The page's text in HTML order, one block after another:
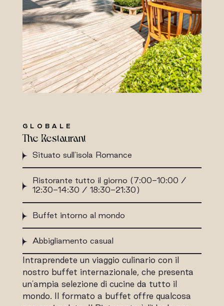
GLOBALE
The Restaurant
Situato sull'isola Romance
Ristorante tutto il giorno (7:00-10:00 /
12:30-14:30 / 18:30-21:30)
Buffet intorno al mondo
Abbigliamento casual
Intraprendete un viaggio culinario con il
nostro buffet internazionale, che presenta
un'ampia selezione di cucine da tutto il
mondo. Il formato a buffet offre qualcosa